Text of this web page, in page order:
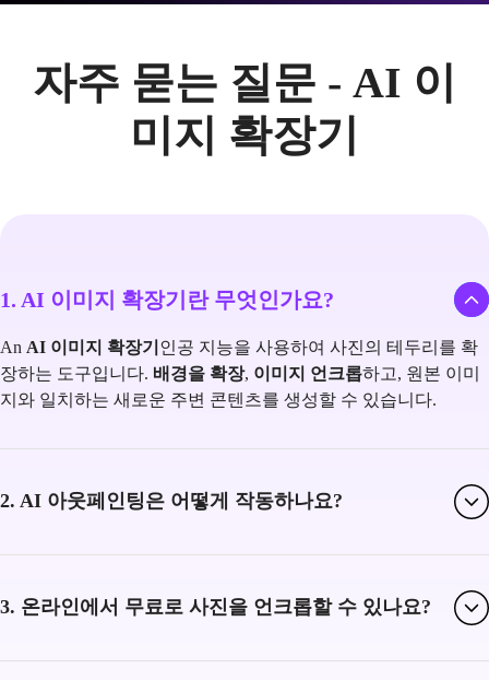
자주 묻는 질문 - AI 이
미지 확장기
1. AI 이미지 확장기란 무엇인가요?
An AI 이미지 확장기 인공 지능을 사용하여 사진의 테두리를 확
장하는 도구입니다. 배경을 확장, 이미지 언크롭하고, 원본 이미
지와 일치하는 새로운 주변 콘텐츠를 생성할 수 있습니다.
2. AI 아웃페인팅은 어떻게 작동하나요?
3. 온라인에서 무료로 사진을 언크롭할 수 있나요?